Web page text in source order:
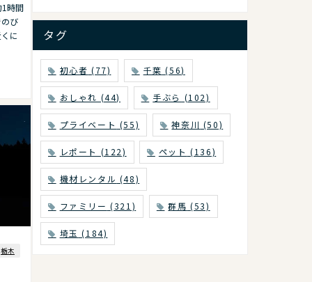
1時間
び
に
栃木
タグ
初心者 (77) 千葉 (56)
おしゃれ (44) 手ぶら (102)
プライベート (55) 神奈川 (50)
レポート (122) ペット (136)
機材レンタル (48)
ファミリー (321) 群馬 (53)
埼玉 (184)